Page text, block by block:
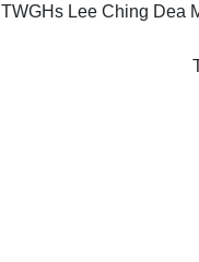
TWGHs Lee Ching Dea